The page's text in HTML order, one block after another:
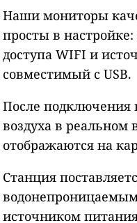
Наши мониторы
просты в
доступа WIFI и
совместимый с USB.
После подключения
воздуха в
отображаются на
Станция
источником